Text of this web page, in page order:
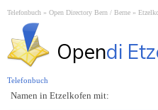
Telefonbuch Open Directory Bern / Berne
Opendi
Namen in Etzelkofen mit:
Telefonbuch